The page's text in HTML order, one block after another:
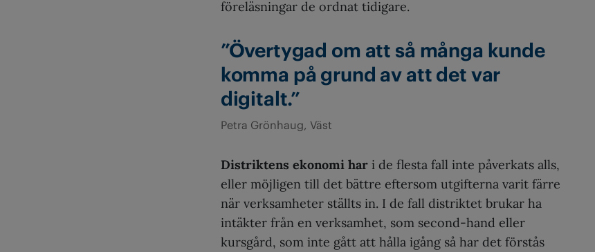
föreläsningar de ordnat tidigare.
”Övertygad om att så många kunde
komma på grund av att det var
digitalt.”
Petra Grönhaug, Väst
Distriktens ekonomi hari de flesta fall inte påverkats alls,
eller möjligen till det bättre eftersom utgifterna varit färre
när verksamheter ställts in. I de fall distriktet brukar ha
intäkter från en verksamhet, som second-hand eller
kursgård, som inte gått att hålla igång så har det förstås